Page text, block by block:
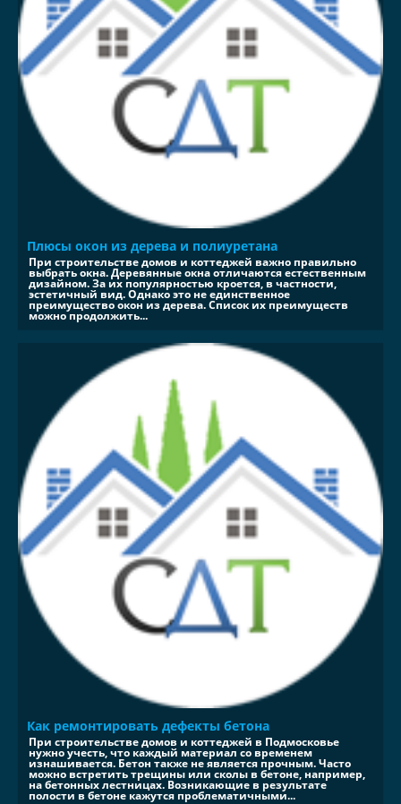
Плюсы окон из дерева и полиуретана
При строительстве домов и коттеджей важно правильно
выбрать окна. Деревянные окна отличаются естественным
дизайном. За их популярностью кроется, в частности,
эстетичный вид. Однако это не единственное
преимущество окон из дерева. Список их преимуществ
можно продолжить...
Как ремонтировать дефекты бетона
При строительстве домов и коттеджей в Подмосковье
нужно учесть, что каждый материал со временем
изнашивается. Бетон также не является прочным. Часто
можно встретить трещины или сколы в бетоне, например,
на бетонных лестницах. Возникающие в результате
полости в бетоне кажутся проблематичными...